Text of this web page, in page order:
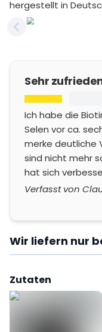
hergestellt in
Previous slide
Sehr
Ich habe die
Selen vor ca.
merke deutliche
sind nicht mehr
hat sich
Verfasst von
Wir liefern nur
Zutaten